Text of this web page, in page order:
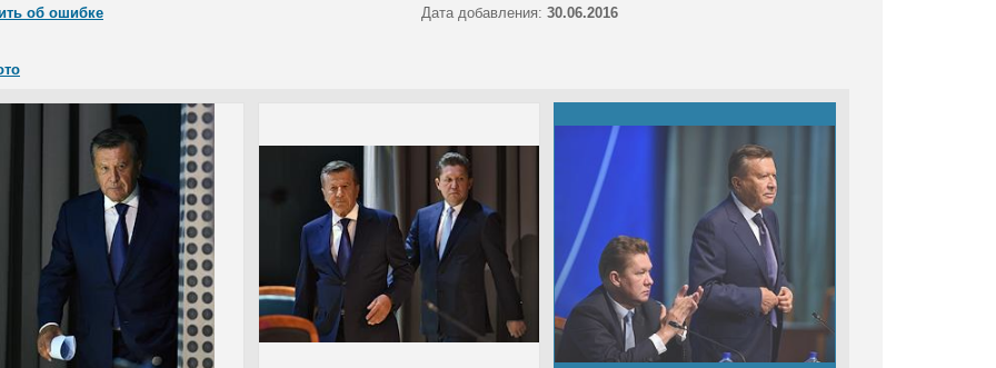
об ошибке
Дата добавления: 30.06.2016